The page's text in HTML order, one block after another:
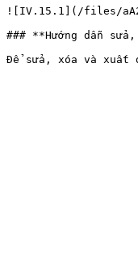
![IV.15.1](/files/
### **Hướng dẫn